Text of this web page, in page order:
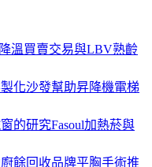
溫買賣交易與LBV熟齡
化沙發幫助昇降機電梯
的研究Fasoul加熱菸與
餘回收品牌平胸手術推